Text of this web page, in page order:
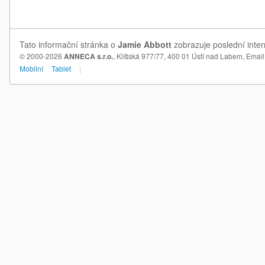
Tato informační stránka o Jamie Abbott zobrazuje poslední
© 2000-2026 ANNECA s.r.o., Klíšská 977/77, 400 01 Ústí nad Labem,
Mobilní
Tablet |